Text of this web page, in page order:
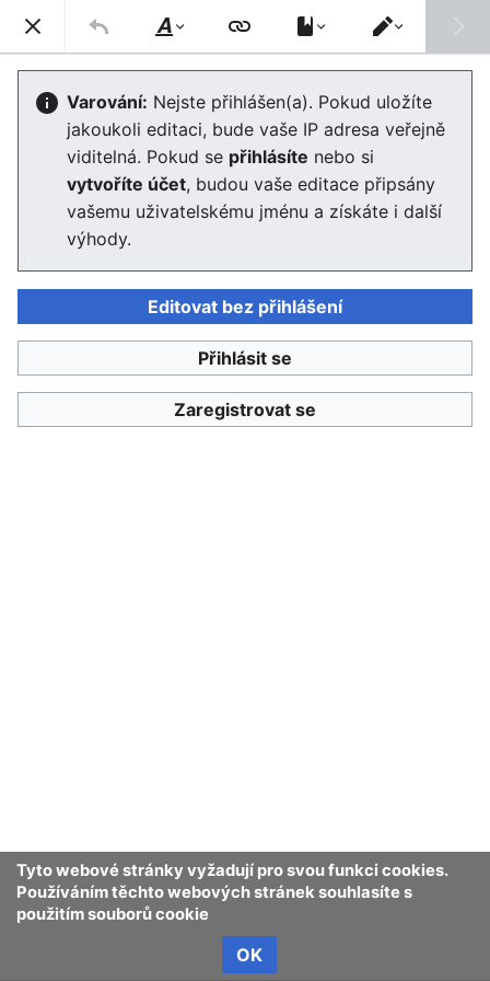
Enviwiki
Jan Neruda
Editor se nyní načte. Pokud tuto zprávu stále vidíte po
několika sekundách, prosím obnovte stránku .
Tyto webové stránky vyžadují pro svou funkci cookies.
Používáním těchto webových stránek souhlasíte s
použitím souborů cookie
OK
Enviwiki
Styl
textu
Přepnout
editor
Varování: Nejste přihlášen(a). Pokud uložíte
jakoukoli editaci, bude vaše IP adresa veřejně
viditelná. Pokud se přihlásíte nebo si
vytvoříte účet, budou vaše editace připsány
vašemu uživatelskému jménu a získáte i další
výhody.
Editovat bez přihlášení
Přihlásit se
Zaregistrovat se